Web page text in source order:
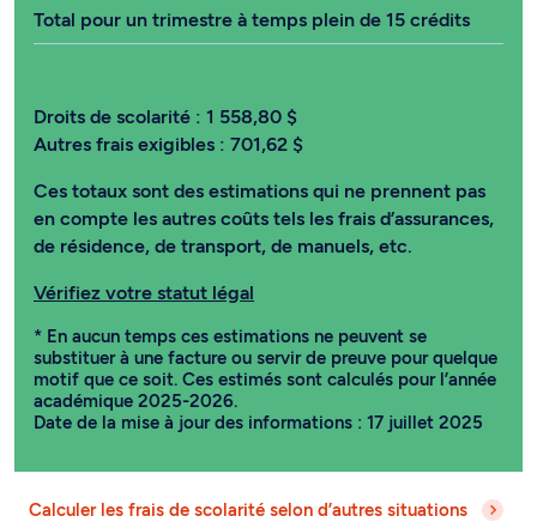
Total pour un trimestre à temps plein de 15 crédits
Droits de scolarité : 1 558,80 $
Autres frais exigibles : 701,62 $
Ces totaux sont des estimations qui ne prennent pas
en compte les autres coûts tels les frais d’assurances,
de résidence, de transport, de manuels, etc.
Vérifiez votre statut légal
* En aucun temps ces estimations ne peuvent se
substituer à une facture ou servir de preuve pour quelque
motif que ce soit. Ces estimés sont calculés pour l’année
académique 2025-2026.
Date de la mise à jour des informations : 17 juillet 2025
Calculer les frais de scolarité selon d’autres situations